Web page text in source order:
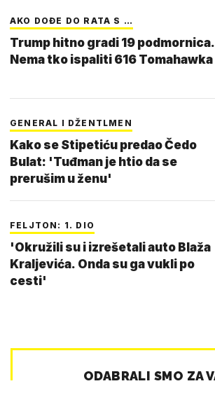
AKO DOĐE DO RATA S …
Trump hitno gradi 19 podmornica.
Nema tko ispaliti 616 Tomahawka
GENERAL I DŽENTLMEN
Kako se Stipetiću predao Čedo
Bulat: 'Tuđman je htio da se
prerušim u ženu'
FELJTON: 1. DIO
'Okružili su i izrešetali auto Blaža
Kraljevića. Onda su ga vukli po
cesti'